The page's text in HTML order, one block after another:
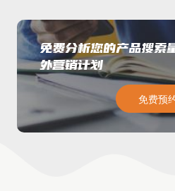
免费分析您的产品搜索
外营销计划
免费预